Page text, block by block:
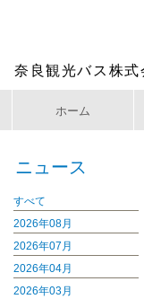
奈良観光バス株式
ホーム
ニュース
すべて
2026年08月
2026年07月
2026年04月
2026年03月